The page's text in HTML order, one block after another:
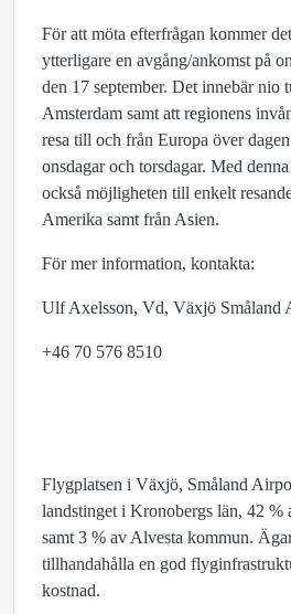
För att möta efterfrågan kommer
ytterligare en avgång/ankomst på
den 17 september. Det innebär nio
Amsterdam samt att regionens
resa till och från Europa över
onsdagar och torsdagar. Med
också möjligheten till enkelt
Amerika samt från Asien.
För mer information, kontakta:
Ulf Axelsson, Vd, Växjö Småland
+46 70 576 8510
Flygplatsen i Växjö, Småland
landstinget i Kronobergs län, 42
samt 3 % av Alvesta kommun.
tillhandahålla en god
kostnad.